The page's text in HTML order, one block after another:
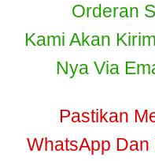
Orderan
Kami Akan
Nya Via
Pastikan
WhatsApp Dan